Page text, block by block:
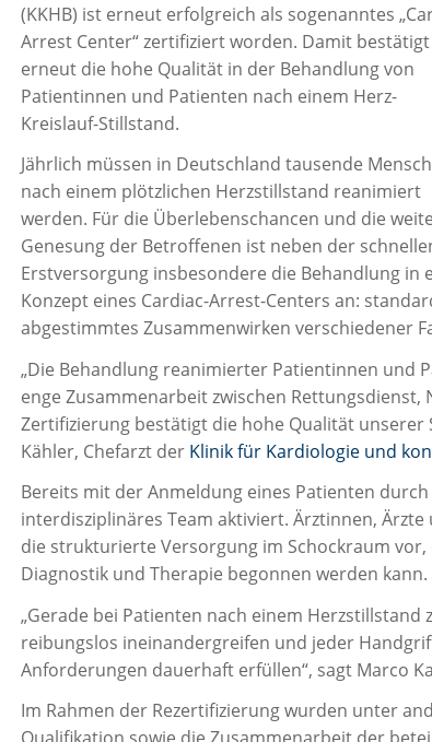
(KKHB) ist erneut erfolgreich als sogenanntes
Arrest Center“ zertifiziert worden. Damit
erneut die hohe Qualität in der Behandlung von
Patientinnen und Patienten nach einem Herz-
Kreislauf-Stillstand.
Jährlich müssen in Deutschland tausende
nach einem plötzlichen Herzstillstand reanimiert
werden. Für die Überlebenschancen und die
Genesung der Betroffenen ist neben der
Erstversorgung insbesondere die Behandlung in
Konzept eines Cardiac-Arrest-Centers an:
abgestimmtes Zusammenwirken verschiedener
„Die Behandlung reanimierter Patientinnen und
enge Zusammenarbeit zwischen
Zertifizierung bestätigt die hohe Qualität unserer
Kähler, Chefarzt derKlinik für Kardiologie und
Bereits mit der Anmeldung eines Patienten
interdisziplinäres Team aktiviert. Ärztinnen,
die strukturierte Versorgung im Schockraum
Diagnostik und Therapie begonnen werden kann.
„Gerade bei Patienten nach einem
reibungslos ineinandergreifen und jeder
Anforderungen dauerhaft erfüllen“, sagt Marco
Im Rahmen der Rezertifizierung wurden unter